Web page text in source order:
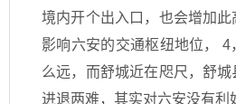
境内开个出入口，也会增加
影响六安的交通枢纽地位，
么远，而舒城近在咫尺，舒城
进退两难，其实对六安没有利